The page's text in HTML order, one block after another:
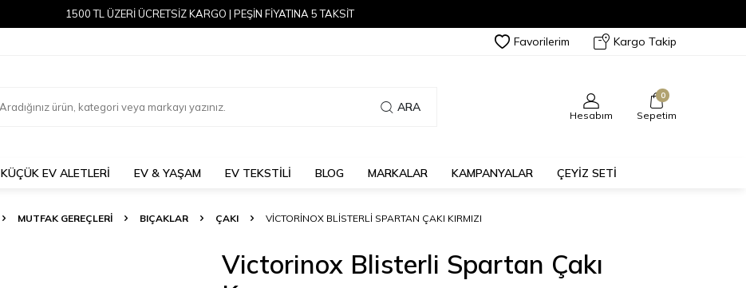
1500 TL ÜZERİ ÜCRETSİZ KARGO | PEŞİN FİYATINA 5 TAKSİT
Favorilerim Kargo Takip
ARA
Hesabım
0
Sepetim
KÜÇÜK EV ALETLERİ EV & YAŞAM EV TEKSTİLİ BLOG MARKALAR KAMPANYALAR ÇEYİZ SETİ
MUTFAK GEREÇLERİ BIÇAKLAR ÇAKI VICTORINOX BLISTERLI SPARTAN ÇAKI KIRMIZI
Victorinox Blisterli Spartan Çakı